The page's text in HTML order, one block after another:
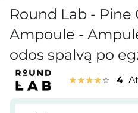
Round Lab - Pine
Ampoule -
odos spalvą po
4